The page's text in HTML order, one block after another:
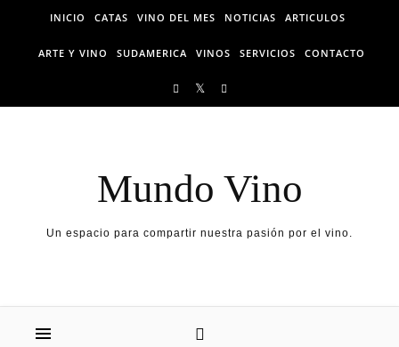
Skip to content
INICIO CATAS VINO DEL MES NOTICIAS ARTICULOS
ARTE Y VINO SUDAMERICA VINOS SERVICIOS CONTACTO
Mundo Vino
Un espacio para compartir nuestra pasión por el vino.